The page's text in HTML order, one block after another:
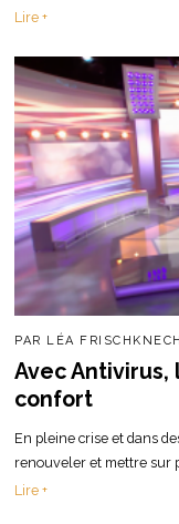
Lire +
PAR LÉA
Avec Antivirus,
confort
En pleine crise et dans
renouveler et mettre sur
Lire +